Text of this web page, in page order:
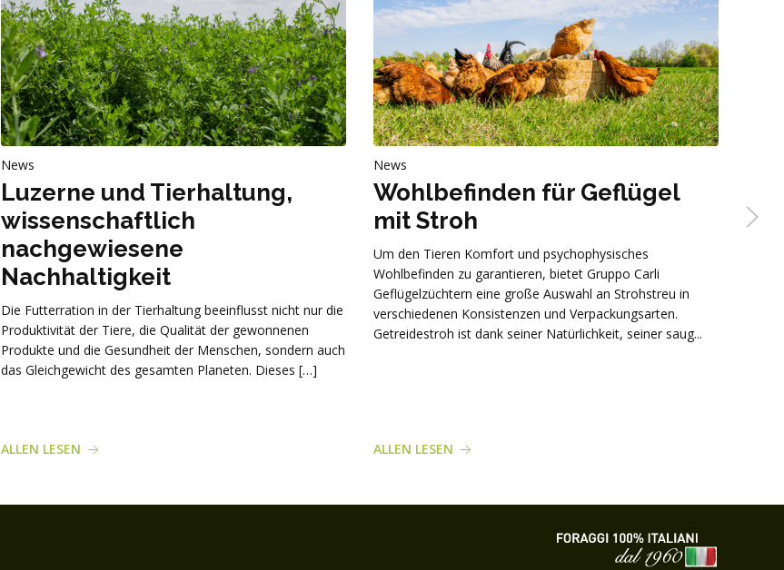
News
Luzerne und Tierhaltung,
wissenschaftlich
nachgewiesene
Nachhaltigkeit
Die Futterration in der Tierhaltung beeinflusst nicht nur die
Produktivität der Tiere, die Qualität der gewonnenen
Produkte und die Gesundheit der Menschen, sondern auch
das Gleichgewicht des gesamten Planeten. Dieses […]
ALLEN LESEN
News
Wohlbefinden für Geflügel
mit Stroh
Um den Tieren Komfort und psychophysisches
Wohlbefinden zu garantieren, bietet Gruppo Carli
Geflügelzüchtern eine große Auswahl an Strohstreu in
verschiedenen Konsistenzen und Verpackungsarten.
Getreidestroh ist dank seiner Natürlichkeit, seiner saug...
ALLEN LESEN